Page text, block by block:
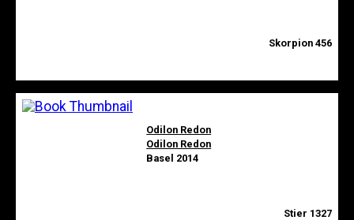
Skorpion 456
Odilon Redon
Odilon Redon
Basel 2014
Stier 1327